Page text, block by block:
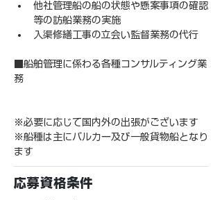
他社管理船の船の状態や懸案事項の確認
等の訪船業務の実施
入渠修繕工事の立会い監督業務の代行
■船舶管理に係わる各種コンサルティング業
務
※必要に応じて国内外の出張がございます
※船種は主にバルカー及び一般貨物船となり
ます
応募資格条件